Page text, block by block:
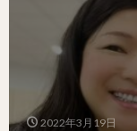
2022年3月19日